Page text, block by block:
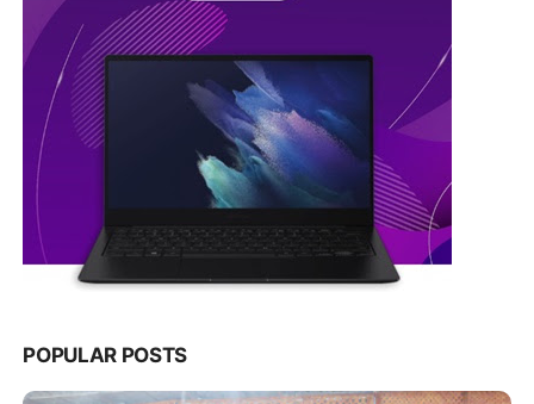
POPULAR POSTS